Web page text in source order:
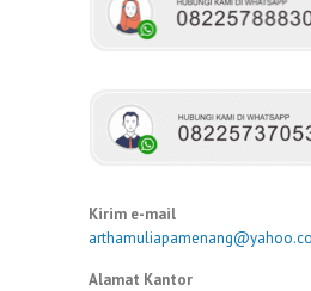
Kirim e-mail
Alamat Kantor